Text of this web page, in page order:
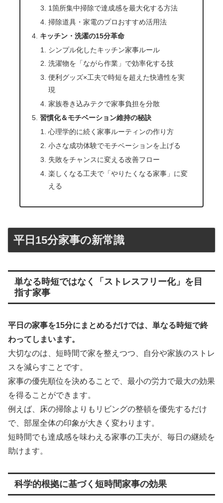
1箇所集中掃除で達成感を最大化する方法
掃除道具・家電のプロおすすめ活用法
キッチン・洗濯の15分革命
シンプル化したキッチン家事ルール
洗濯物を「ながら作業」で効率化する技
便利グッズ×工夫で時短を超えた快適性を実
現
家族巻き込みテクで家事負担を分散
習慣化＆モチベーション維持の秘訣
心理学的に続く家事ルーティンの作り方
小さな成功体験でモチベーションを上げる
失敗をチャンスに変える改善フロー
楽しくなる工夫で「やりたくなる家事」に変
える
平日15分家事の新常識
単なる時短ではなく「ストレスフリー化」を目
指す家事
平日の家事を15分にまとめるだけでは、単なる時短で終
わってしまいます。
大切なのは、短時間で家を整えつつ、自分や家族のストレ
スを減らすことです。
家事の優先順位を決めることで、最小の労力で最大の効果
を得ることができます。
例えば、床の掃除よりもリビングの整頓を優先するだけ
で、部屋全体の印象が大きく変わります。
短時間でも達成感を味わえる家事の工夫が、毎日の継続を
助けます。
科学的根拠に基づく短時間家事の効果